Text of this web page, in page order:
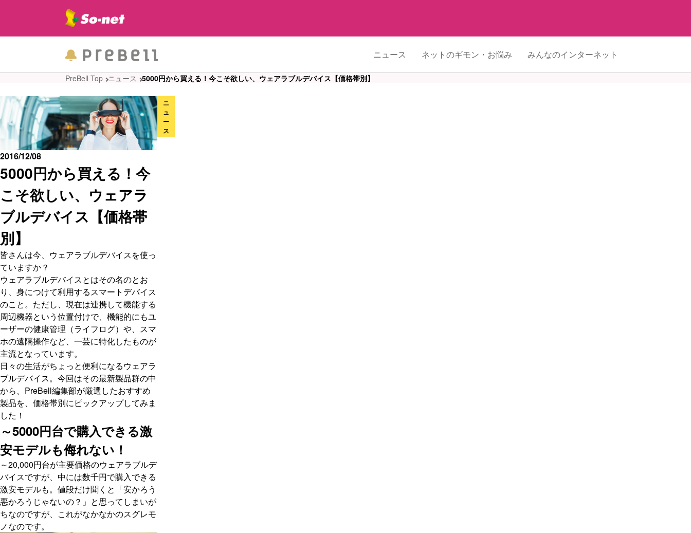
ニュース ネットのギモン・お悩み みんなのインターネット
PreBell Top ニュース 5000円から買える！今こそ欲しい、ウェアラブルデバイス【価格帯別】
ニ
ュ
ー
ス
5000円から買える！今
こそ欲しい、ウェアラ
ブルデバイス【価格帯
別】
2016/12/08
皆さんは今、ウェアラブルデバイスを使っ
ていますか？
ウェアラブルデバイスとはその名のとお
り、身につけて利用するスマートデバイス
のこと。ただし、現在は連携して機能する
周辺機器という位置付けで、機能的にもユ
ーザーの健康管理（ライフログ）や、スマ
ホの遠隔操作など、一芸に特化したものが
主流となっています。
日々の生活がちょっと便利になるウェアラ
ブルデバイス。今回はその最新製品群の中
から、PreBell編集部が厳選したおすすめ
製品を、価格帯別にピックアップしてみま
した！
～5000円台で購入できる激
安モデルも侮れない！
～20,000円台が主要価格のウェアラブルデ
バイスですが、中には数千円で購入できる
激安モデルも。値段だけ聞くと「安かろう
悪かろうじゃないの？」と思ってしまいが
ちなのですが、これがなかなかのスグレモ
ノなのです。